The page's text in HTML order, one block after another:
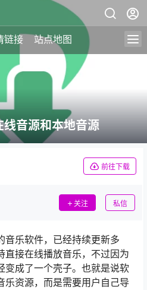
链接 站点地图
音源和本地音源
前往下载
关注 私信
音乐软件，已经持续更新多
直接在线播放音乐，不过因为
变成了一个壳子。也就是说软
乐资源，而是需要用户自己导